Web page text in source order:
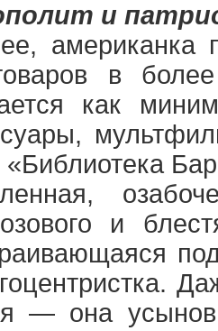
и
американка
в
как
«Библиотека
и
— она